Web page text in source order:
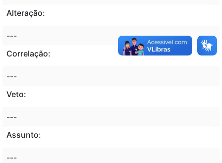
Alteração:
---
Correlação:
---
Veto:
---
Assunto:
---